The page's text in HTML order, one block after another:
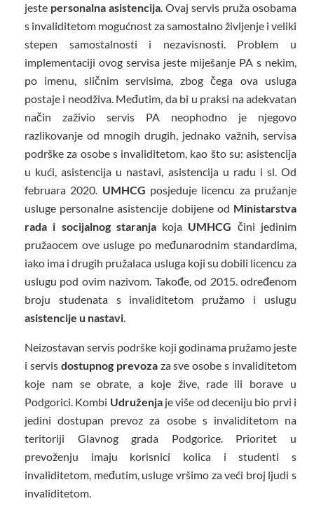
jeste personalna asistencija. Ovaj servis pruža osobama
s invaliditetom mogućnost za samostalno življenje i veliki
stepen samostalnosti i nezavisnosti. Problem u
implementaciji ovog servisa jeste miješanje PA s nekim,
po imenu, sličnim servisima, zbog čega ova usluga
postaje i neodživa. Međutim, da bi u praksi na adekvatan
način zaživio servis PA neophodno je njegovo
razlikovanje od mnogih drugih, jednako važnih, servisa
podrške za osobe s invaliditetom, kao što su: asistencija
u kući, asistencija u nastavi, asistencija u radu i sl. Od
februara 2020. UMHCG posjeduje licencu za pružanje
usluge personalne asistencije dobijene od Ministarstva
rada i socijalnog staranjakoja UMHCG čini jedinim
pružaocem ove usluge po međunarodnim standardima,
iako ima i drugih pružalaca usluga koji su dobili licencu za
uslugu pod ovim nazivom. Takođe, od 2015. određenom
broju studenata s invaliditetom pružamo i uslugu
asistencije u nastavi.
Neizostavan servis podrške koji godinama pružamo jeste
i servis dostupnog prevoza za sve osobe s invaliditetom
koje nam se obrate, a koje žive, rade ili borave u
Podgorici. Kombi Udruženjaje više od deceniju bio prvi i
jedini dostupan prevoz za osobe s invaliditetom na
teritoriji Glavnog grada Podgorice. Prioritet u
prevoženju imaju korisnici kolica i studenti s
invaliditetom, međutim, usluge vršimo za veći broj ljudi s
invaliditetom.